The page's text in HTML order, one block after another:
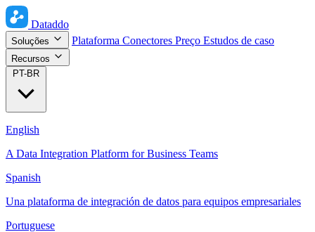
Dataddo
Soluções Plataforma Conectores Preço Estudos de caso
Recursos
PT-BR
English
A Data Integration Platform for Business Teams
Spanish
Una plataforma de integración de datos para equipos empresariales
Portuguese